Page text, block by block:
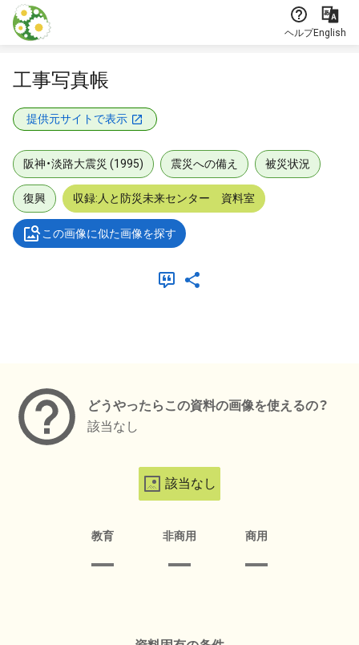
本文に飛ぶ
ヘルプEnglish
工事写真帳
提供元サイトで表示
阪神・淡路大震災 (1995) 震災への備え 被災状況
復興 収録:人と防災未来センター 資料室
この画像に似た画像を探す
どうやったらこの資料の画像を使えるの？
該当なし
該当なし
教育 非商用 商用